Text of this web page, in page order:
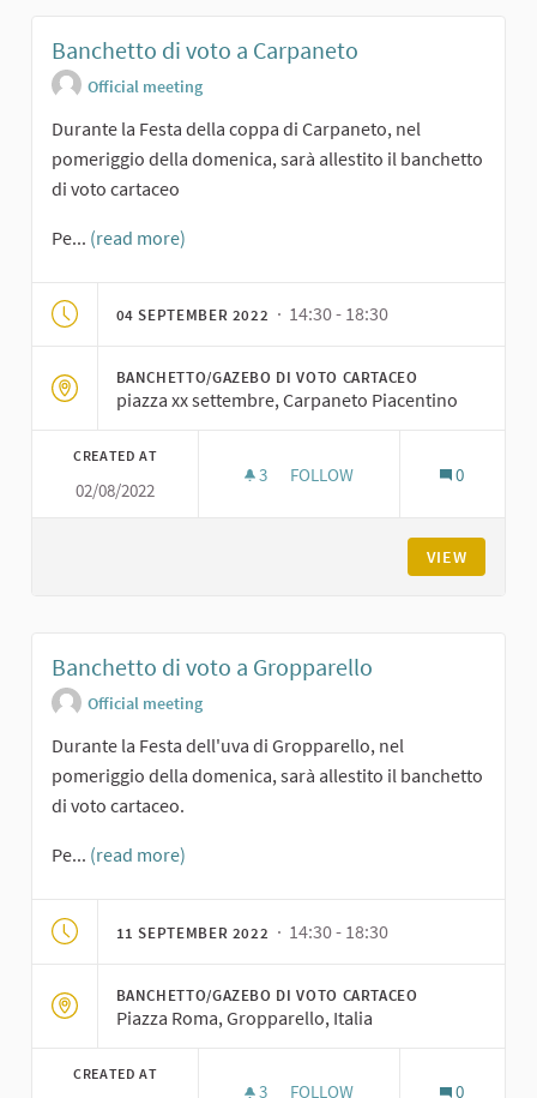
Banchetto di voto a Carpaneto
Official meeting
Durante la Festa della coppa di Carpaneto, nel
pomeriggio della domenica, sarà allestito il banchetto
di voto cartaceo
Pe... (read more)
04 SEPTEMBER 2022 · 14:30 - 18:30
BANCHETTO/GAZEBO DI VOTO CARTACEO
piazza xx settembre, Carpaneto Piacentino
CREATED AT
02/08/2022
3 3 FOLLOWERS
FOLLOW 0
VIEW
Banchetto di voto a Gropparello
Official meeting
Durante la Festa dell'uva di Gropparello, nel
pomeriggio della domenica, sarà allestito il banchetto
di voto cartaceo.
Pe... (read more)
11 SEPTEMBER 2022 · 14:30 - 18:30
BANCHETTO/GAZEBO DI VOTO CARTACEO
Piazza Roma, Gropparello, Italia
CREATED AT
3 3 FOLLOWERS
FOLLOW 0